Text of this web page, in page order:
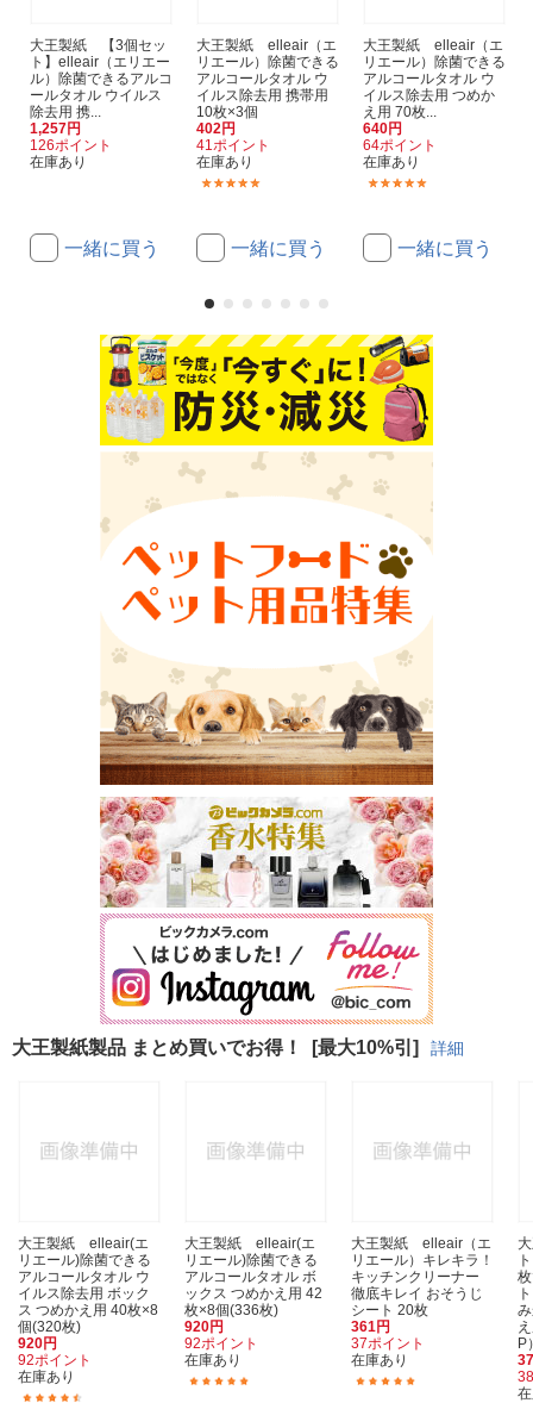
大王製紙 【3個セッ
ト】elleair（エリエー
ル）除菌できるアルコ
ールタオル ウイルス
除去用 携...
1,257円
126ポイント
在庫あり
一緒に買う
大王製紙 elleair（エ
リエール）除菌できる
アルコールタオル ウ
イルス除去用 携帯用
10枚×3個
402円
41ポイント
在庫あり
一緒に買う
大王製紙 elleair（エ
リエール）除菌できる
アルコールタオル ウ
イルス除去用 つめか
え用 70枚...
640円
64ポイント
在庫あり
一緒に買う
大王製紙製品 まとめ買いでお得！ [最大10%引] 詳細
大王製紙 elleair(エ
リエール)除菌できる
アルコールタオル ウ
イルス除去用 ボック
ス つめかえ用 40枚×8
個(320枚)
920円
92ポイント
在庫あり
大王製紙 elleair(エ
リエール)除菌できる
アルコールタオル ボ
ックス つめかえ用 42
枚×8個(336枚)
920円
92ポイント
在庫あり
大王製紙 elleair（エ
リエール）キレキラ！
キッチンクリーナー
徹底キレイ おそうじ
シート 20枚
361円
37ポイント
在庫あり
P